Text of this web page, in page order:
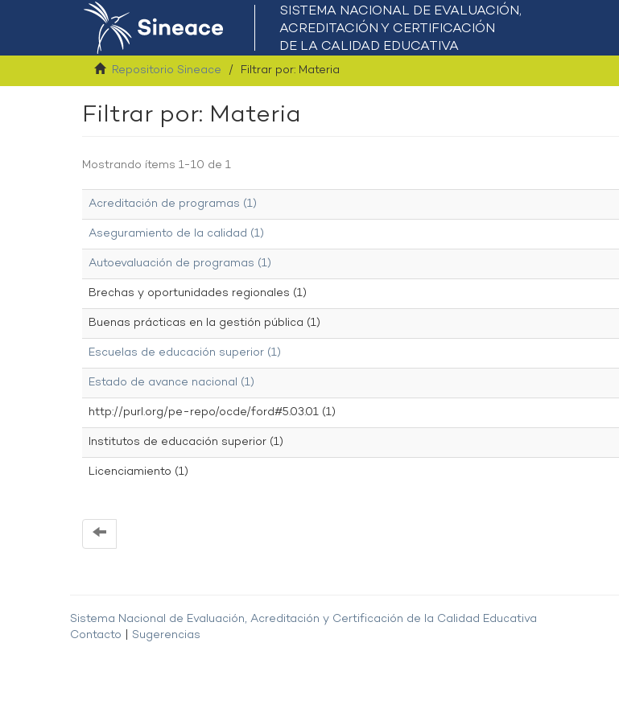
Repositorio Sineace Filtrar por: Materia
Filtrar por: Materia
Mostrando ítems 1-10 de 1
Acreditación de programas (1)
Aseguramiento de la calidad (1)
Autoevaluación de programas (1)
Brechas y oportunidades regionales (1)
Buenas prácticas en la gestión pública (1)
Escuelas de educación superior (1)
Estado de avance nacional (1)
http://purl.org/pe-repo/ocde/ford#5.03.01 (1)
Institutos de educación superior (1)
Licenciamiento (1)
Sistema Nacional de Evaluación, Acreditación y Certificación de la Calidad Educativa
Contacto
Sugerencias